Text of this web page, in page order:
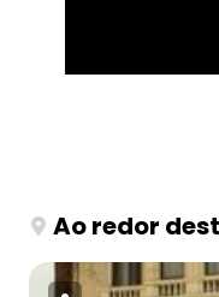
Ao redor